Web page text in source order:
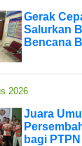
Gerak
Salurkan
Bencana
2026
Juara
bagi PTPN